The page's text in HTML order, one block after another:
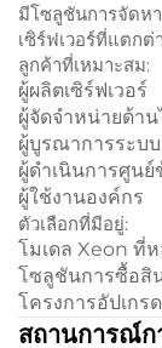
มีโซลูชันการจัดห
เซิร์ฟเวอร์ที่แตกต่
ลูกค้าที่เหมาะสม:
ผู้ผลิตเซิร์ฟเวอร์
ผู้จัดจำหน่ายด้าน
ผู้บูรณาการระบบ
ผู้ดำเนินการศูน
ผู้ใช้งานองค์กร
ตัวเลือกที่มีอยู่:
โมเดล Xeon ที่
โซลูชันการซื้อสิ
โครงการอัปเกร
สถานการณ์ก